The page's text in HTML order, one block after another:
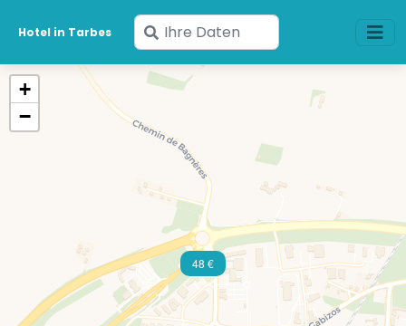
Hotel in Tarbes
Geben
Sie
Ihre
48 €
+
−